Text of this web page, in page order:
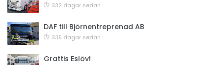
332 dagar sedan
DAF till Björnentreprenad AB
335 dagar sedan
Grattis Eslöv!